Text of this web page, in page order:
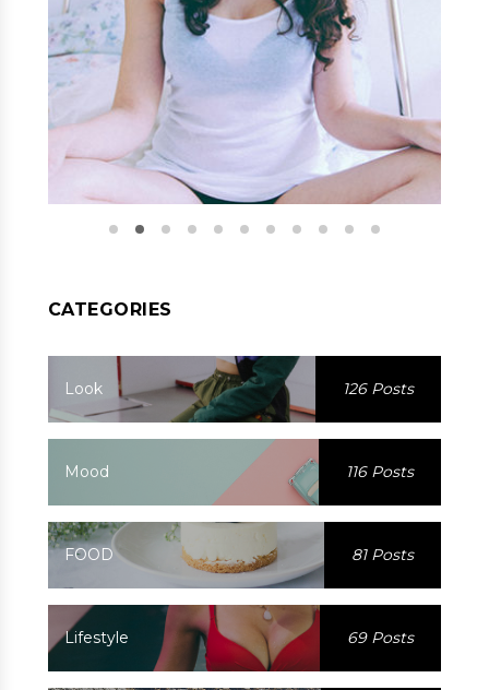
CATEGORIES
Look 126 Posts
Mood 116 Posts
FOOD 81 Posts
Lifestyle 69 Posts